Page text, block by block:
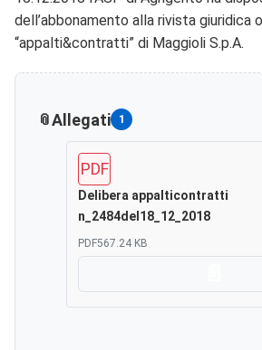
dell’abbonamento alla rivista giuridica
“appalti&contratti” di Maggioli S.p.A.
Allegati 1
PDF
Delibera appalticontratti
n_2484del18_12_2018
PDF567.24 KB